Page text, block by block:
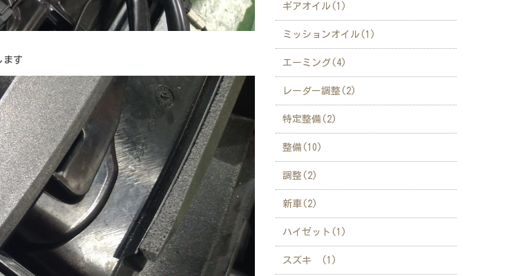
ます
ギアオイル(1)
ミッションオイル(1)
エーミング(4)
レーダー調整(2)
特定整備(2)
整備(10)
調整(2)
新車(2)
ハイゼット(1)
スズキ (1)